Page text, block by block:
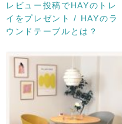
レビュー投稿でHAYのトレ
イをプレゼント / HAYのラ
ウンドテーブルとは？